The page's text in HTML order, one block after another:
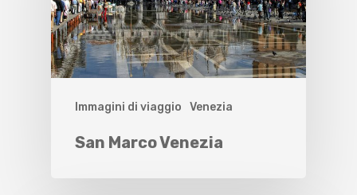
Immagini di viaggio Venezia
San Marco Venezia